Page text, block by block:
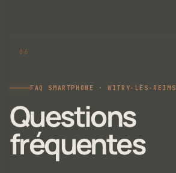
FAQ SMARTPHONE · WITRY-LÈS-REIMS
Questions
fréquentes